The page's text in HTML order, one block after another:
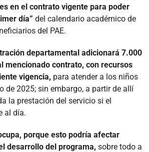
en el contrato vigente para poder
día” del calendario académico de
del PAE.
departamental adicionará 7.000
mencionado contrato, con recursos
vigencia, para atender a los niños
de 2025; sin embargo, a partir de allí
la prestación del servicio si el
al día.
porque esto podría afectar
desarrollo del programa, sobre todo a